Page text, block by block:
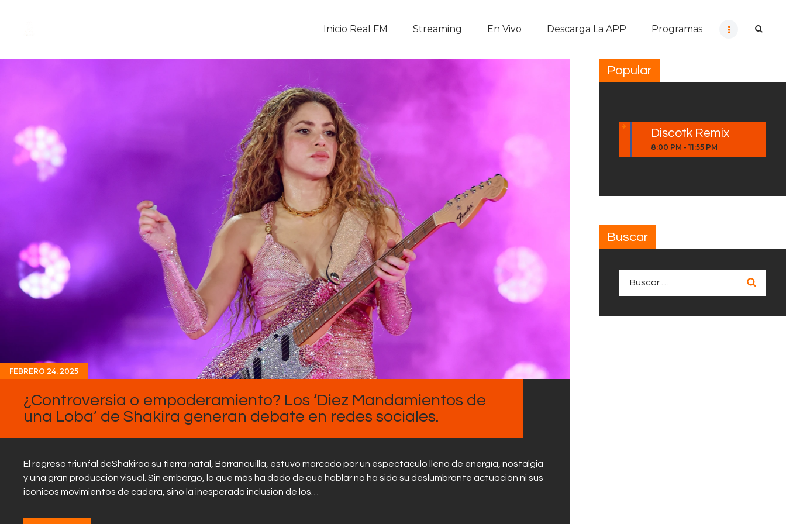
Inicio Real FM Streaming En Vivo Descarga La APP Programas
En Vivo
Descarga La APP
Programas
Noticias
Equipo
Sobre Nosotros
Contactos
FEBRERO 24, 2025
¿Controversia o empoderamiento? Los ‘Diez Mandamientos de
una Loba’ de Shakira generan debate en redes sociales.
El regreso triunfal deShakiraa su tierra natal, Barranquilla, estuvo marcado por un espectáculo lleno de energía, nostalgia
y una gran producción visual. Sin embargo, lo que más ha dado de qué hablar no ha sido su deslumbrante actuación ni sus
icónicos movimientos de cadera, sino la inesperada inclusión de los…
Popular
Discotk Remix
8:00 PM -11:55 PM
Buscar